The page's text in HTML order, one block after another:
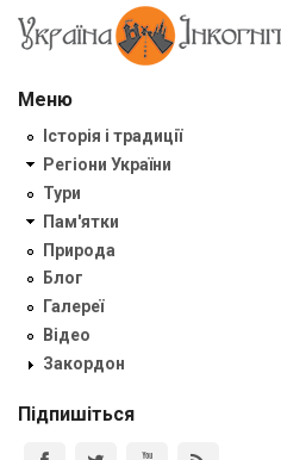
Меню
Історія і традиції
Регіони України
Тури
Пам'ятки
Природа
Блог
Галереї
Відео
Закордон
Підпишіться